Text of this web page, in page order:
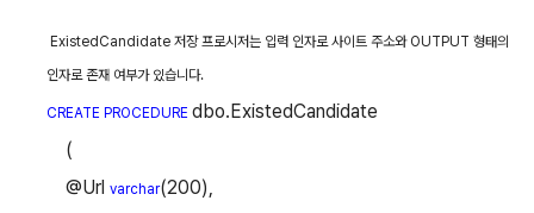
ExistedCandidate저장 프로시저는 입력 인자로 사이트 주소와OUTPUT형태의
인자로 존재 여부가 있습니다.
CREATE PROCEDUREdbo.ExistedCandidate
(
@Urlvarchar(200),